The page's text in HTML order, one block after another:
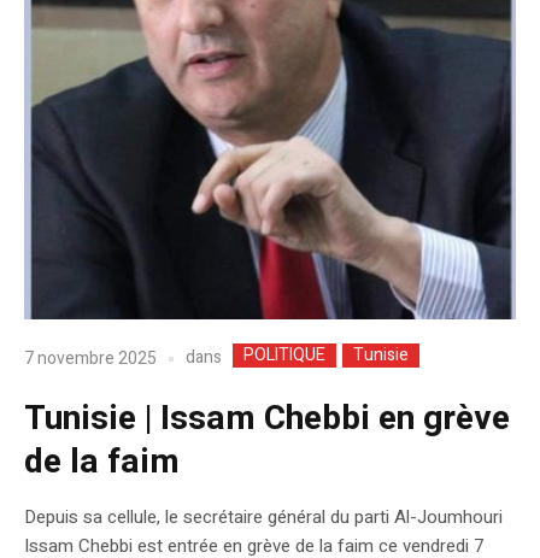
7 novembre 2025 dans POLITIQUE Tunisie
Tunisie | Issam Chebbi en grève
de la faim
Depuis sa cellule, le secrétaire général du parti Al-Joumhouri
Issam Chebbi est entrée en grève de la faim ce vendredi 7